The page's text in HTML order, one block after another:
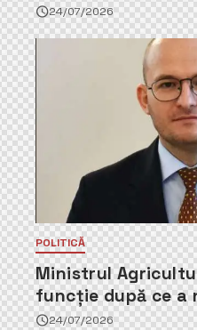
24/07/2026
POLITICĂ
Ministrul
funcție după ce a
parte din Partidul
24/07/2026